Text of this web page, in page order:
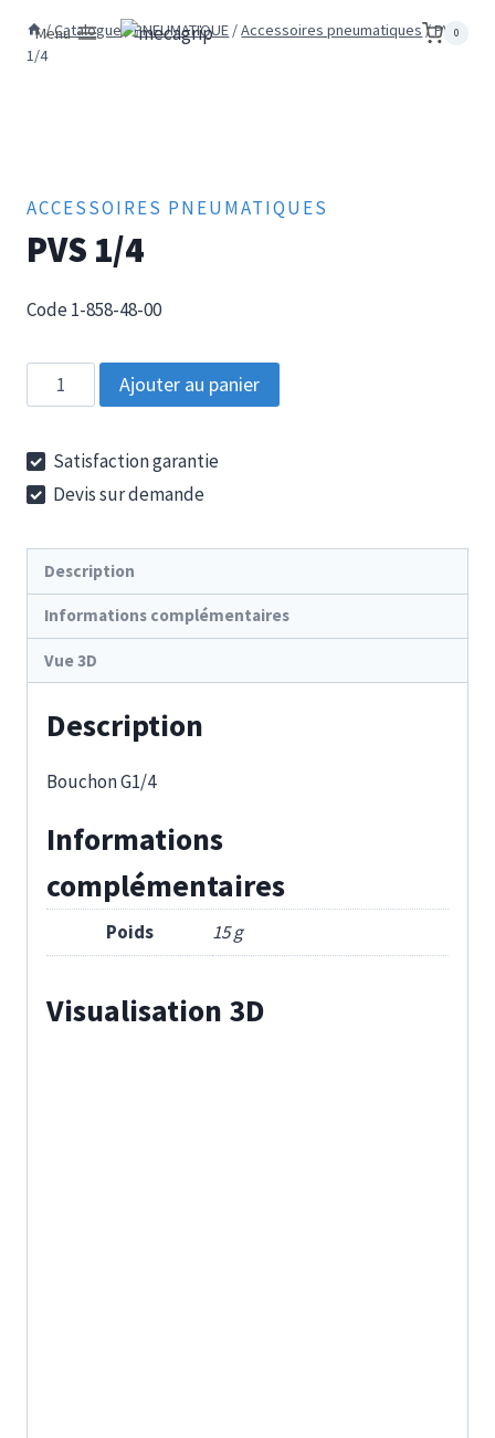
Menu 0
/Catalogue/PNEUMATIQUE /Accessoires pneumatiques/PVS
1/4
ACCESSOIRES PNEUMATIQUES
PVS 1/4
Code 1-858-48-00
quantité
de
1/4
Ajouter au panier
Satisfaction garantie
Devis sur demande
Description
Informations complémentaires
Vue 3D
Description
Bouchon G1/4
Informations
complémentaires
Poids 15 g
Visualisation 3D